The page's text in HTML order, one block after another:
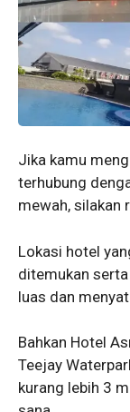
Jika kamu
terhubung
mewah, silakan
Lokasi hotel
ditemukan
luas dan
Bahkan Hotel
Teejay
kurang lebih 3